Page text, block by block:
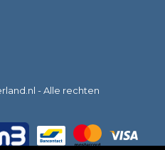
- Alle rechten